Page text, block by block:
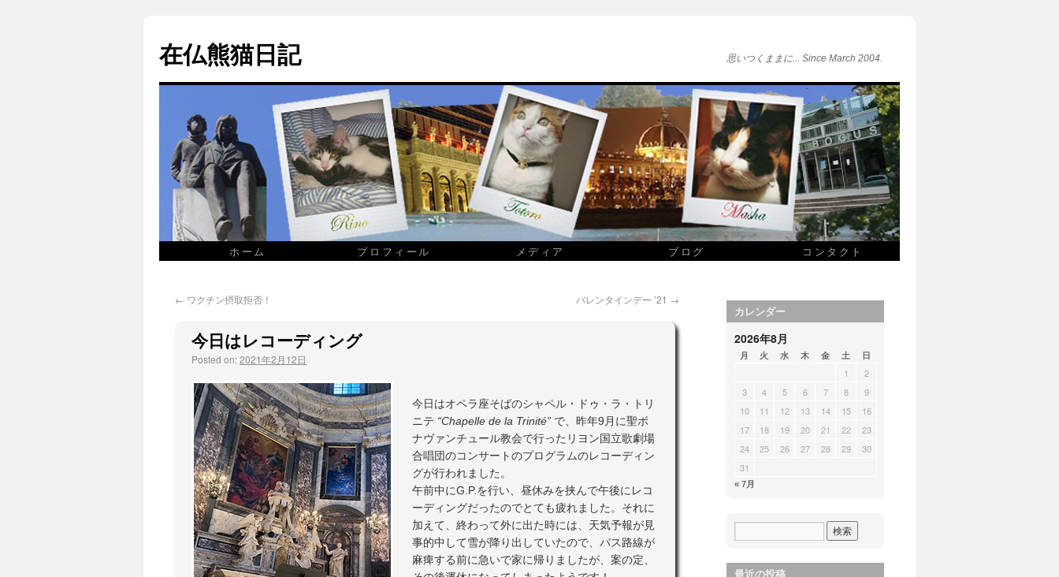
在仏熊猫日記 思いつくままに... Since March 2004.
ホーム プロフィール メディア ブログ コンタクト
← ワクチン摂取拒否！ バレンタインデー ’21 →
今日はレコーディング
Posted on:2021年2月12日
今日はオペラ座そばのシャペル・ドゥ・ラ・トリ
ニテ “Chapelle de la Trinité” で、昨年9月に聖ボ
ナヴァンチュール教会で行ったリヨン国立歌劇場
合唱団のコンサートのプログラムのレコーディン
グが行われました。
午前中にG.P.を行い、昼休みを挟んで午後にレコ
ーディングだったのでとても疲れました。それに
加えて、終わって外に出た時には、天気予報が見
事的中して雪が降り出していたので、バス路線が
麻痺する前に急いで家に帰りましたが、案の定、
カレンダー
2026年8月
月 火 水 木 金 土 日
1
2
3
4 5 6 7 8
9
10
11 12 13 14 15
16
17
18 19 20 21 22
23
24
25 26 27 28 29
30
31
« 7月
最近の投稿